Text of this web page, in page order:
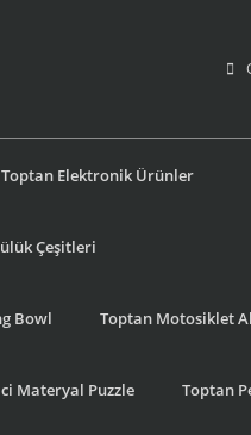
Toptan Elektronik Ürünler
Çeşitleri
Bowl Toptan Motosiklet
Materyal Puzzle Toptan